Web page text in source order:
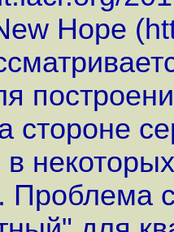
Hope (
стороне
в
Проблема